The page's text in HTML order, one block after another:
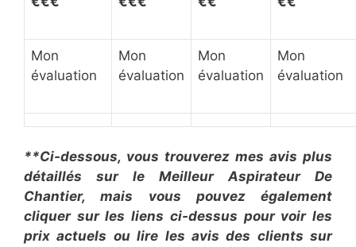
Mon
évaluation
Mon
évaluation
Mon
évaluation
Mon
évaluation
**Ci-dessous, vous trouverez mes avis plus
détaillés sur le Meilleur Aspirateur De
Chantier, mais vous pouvez également
cliquer sur les liens ci-dessus pour voir les
prix actuels ou lire les avis des clients sur